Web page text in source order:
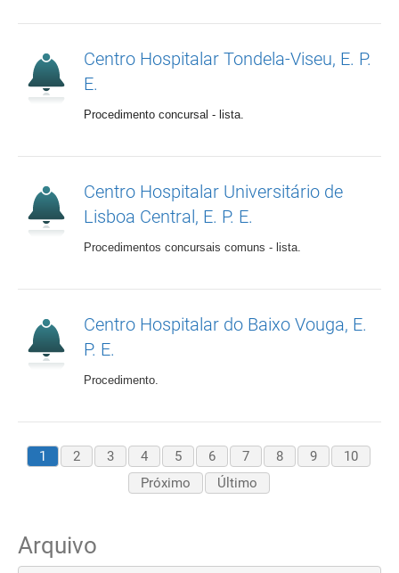
Centro Hospitalar Tondela-Viseu, E. P.
E.
Procedimento concursal - lista.
Centro Hospitalar Universitário de
Lisboa Central, E. P. E.
Procedimentos concursais comuns - lista.
Centro Hospitalar do Baixo Vouga, E.
P. E.
Procedimento.
1 2 3 4 5 6 7 8 9
10
Próximo
Último
Arquivo